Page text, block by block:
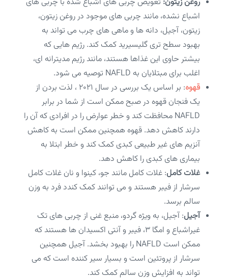
اشباع نشده، مانند چربی های موجود در روغن زیتون،
زیتون، آجیل، دانه ها و ماهی های چرب می تواند به
بهبود سطح تری گلیسیرید کمک کند. رژیم هایی که
بیشتر حاوی این غذاها هستند، مانند رژیم مدیترانه ای،
اغلب برای مبتلایان به NAFLD توصیه می شود.
قهوه
: بر اساس یک بررسی در سال ۲۰۲۱ ، لذت بردن از
یک فنجان قهوه در صبح ممکن است از شما در برابر
NAFLD محافظت کند و خطر عوارض را در افرادی که آن را
دارند کاهش دهد. قهوه همچنین ممکن است به کاهش
آنزیم های غیر طبیعی کبدی کمک کند و خطر ابتلا به
بیماری های کبدی را کاهش دهد.
غلات کامل: غلات کامل مانند جو، کینوا و نان غلات کامل
سرشار از فیبر هستند و می توانند کمک کندد فرد به وزن
سالم برسد.
آجیل: آجیل، به ویژه گردو، منبع غنی از چربی های تک
غیراشباع و امگا ۳، فیبر و آنتی اکسیدان ها هستند که
ممکن است NAFLD را بهبود بخشد. آجیل همچنین
سرشار از پروتئین است و بسیار سیر کننده است که می
تواند به افزایش وزن سالم کمک کند.